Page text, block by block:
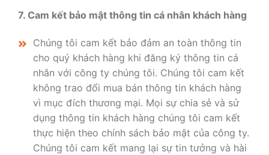
7. Cam kết bảo mật thông tin cá nhân khách hàng
Chúng tôi cam kết bảo đảm an toàn thông tin
cho quý khách hàng khi đăng ký thông tin cá
nhân với công ty chúng tôi. Chúng tôi cam kết
không trao đổi mua bán thông tin khách hàng
vì mục đích thương mại. Mọi sự chia sẻ và sử
dụng thông tin khách hàng chúng tôi cam kết
thực hiện theo chính sách bảo mật của công ty.
Chúng tôi cam kết mang lại sự tin tưởng và hài